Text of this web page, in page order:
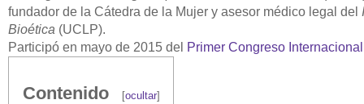
fundador de la Cátedra de la Mujer y asesor médico legal del
Bioética (UCLP).
Participó en mayo de 2015 del Primer Congreso
Contenido [ocultar]